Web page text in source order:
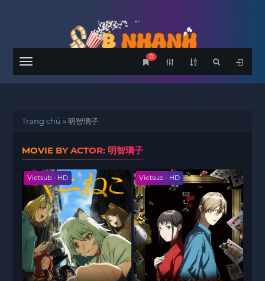
Menu
0
Trang chủ » 明智璃子
MOVIE BY ACTOR: 明智璃子
Vietsub - HD Vietsub - HD